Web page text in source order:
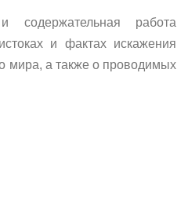
содержательная работа
и фактах искажения
мира, а также о проводимых